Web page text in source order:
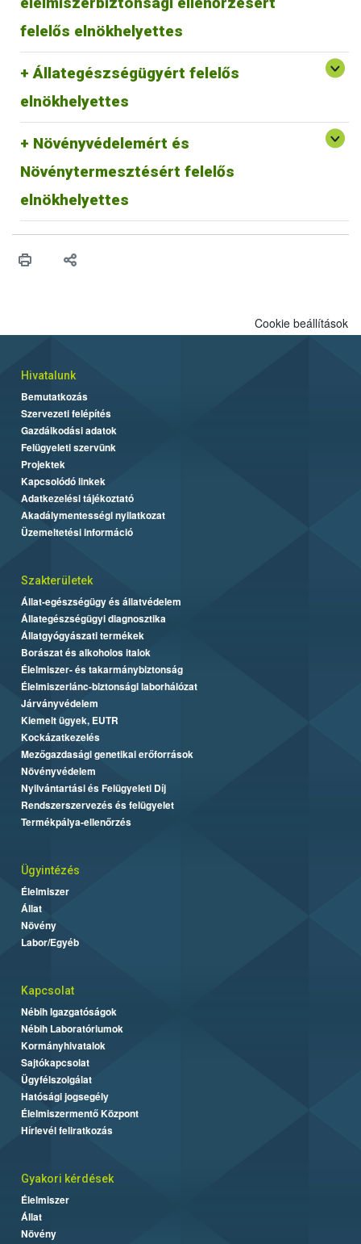
felelős elnökhelyettes
Állategészségügyért felelős
elnökhelyettes
Növényvédelemért és
Növénytermesztésért felelős
elnökhelyettes
Cookie beállítások
Hivatalunk
Bemutatkozás
Szervezeti felépítés
Gazdálkodási adatok
Felügyeleti szervünk
Projektek
Kapcsolódó linkek
Adatkezelési tájékoztató
Akadálymentességi nyilatkozat
Üzemeltetési információ
Szakterületek
Állat-egészségügy és állatvédelem
Állategészségügyi diagnosztika
Állatgyógyászati termékek
Borászat és alkoholos italok
Élelmiszer- és takarmánybiztonság
Élelmiszerlánc-biztonsági laborhálózat
Járványvédelem
Kiemelt ügyek, EUTR
Kockázatkezelés
Mezőgazdasági genetikai erőforrások
Növényvédelem
Nyilvántartási és Felügyeleti Díj
Rendszerszervezés és felügyelet
Termékpálya-ellenőrzés
Ügyintézés
Élelmiszer
Állat
Növény
Labor/Egyéb
Kapcsolat
Nébih Igazgatóságok
Nébih Laboratóriumok
Kormányhivatalok
Sajtókapcsolat
Ügyfélszolgálat
Hatósági jogsegély
Élelmiszermentő Központ
Hírlevél feliratkozás
Gyakori kérdések
Élelmiszer
Állat
Növény